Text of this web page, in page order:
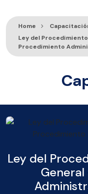
Home
Ley del
Procedimiento
Ley del